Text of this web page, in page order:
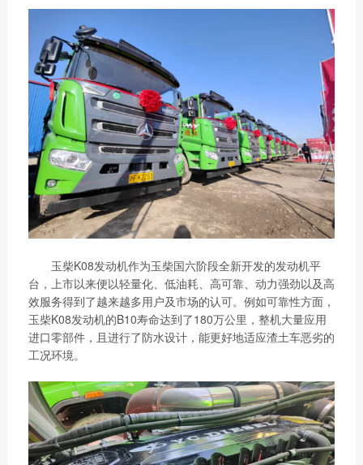
个销售大区、8个船电驻
外营销中心，490多家服
务代理商，44家船电销
服一体代理商，1500多
个服务网点
了解更多
获取更多帮助
联系我们
订购咨询
销售服务热线：
0775-3220350
24小时售后服务热线：
+86 95098
获取更多帮助
联系我们
订购咨询
销售服务热线：
0775-3220350
24小时售后服务热线：
+86 95098
玉柴K08发动机作为玉柴国六阶段全新开发的发动机平
台，上市以来便以轻量化、低油耗、高可靠、动力强劲以及高
效服务得到了越来越多用户及市场的认可。例如可靠性方面，
玉柴K08发动机的B10寿命达到了180万公里，整机大量应用
进口零部件，且进行了防水设计，能更好地适应渣土车恶劣的
工况环境。